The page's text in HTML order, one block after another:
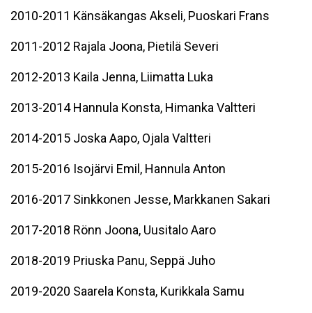
2010-2011 Känsäkangas Akseli, Puoskari Frans
2011-2012 Rajala Joona, Pietilä Severi
2012-2013 Kaila Jenna, Liimatta Luka
2013-2014 Hannula Konsta, Himanka Valtteri
2014-2015 Joska Aapo, Ojala Valtteri
2015-2016 Isojärvi Emil, Hannula Anton
2016-2017 Sinkkonen Jesse, Markkanen Sakari
2017-2018 Rönn Joona, Uusitalo Aaro
2018-2019 Priuska Panu, Seppä Juho
2019-2020 Saarela Konsta, Kurikkala Samu